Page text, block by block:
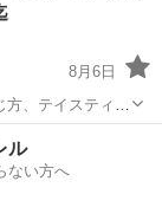
8月6日
、テイスティン
ル
ない方へ